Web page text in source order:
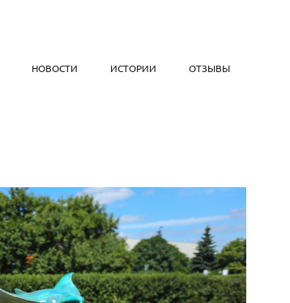
НОВОСТИ ИСТОРИИ ОТЗЫВЫ